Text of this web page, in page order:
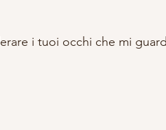
i tuoi occhi che mi